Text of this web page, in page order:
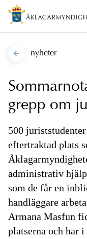
nyheter
grepp om
500
eftertraktad plats
administrativ
som de får en
handläggare
Armana Masfun
platserna och har